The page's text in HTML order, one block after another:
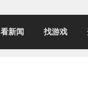
看新闻 找游戏